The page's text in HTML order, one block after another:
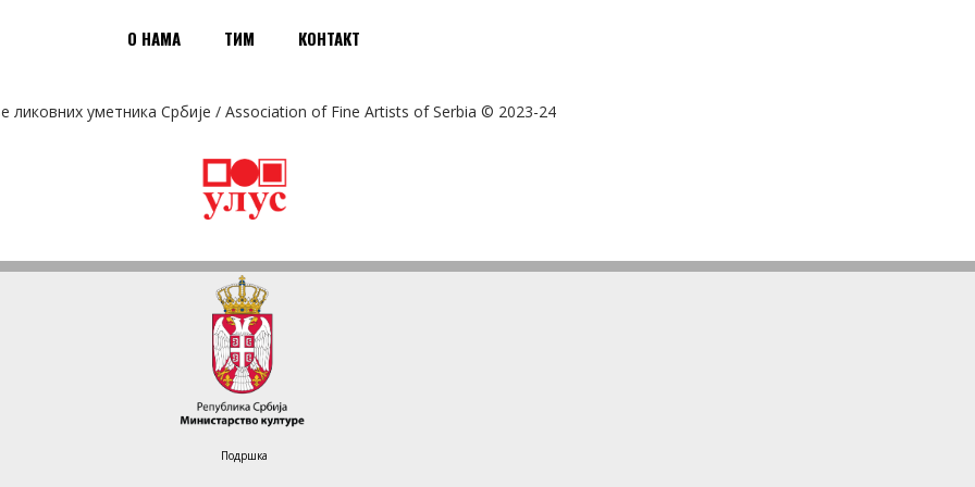
О НАМА ТИМ КОНТАКТ
ликовних уметника Србије / Association of Fine Artists of Serbia © 2023-24
Подршка